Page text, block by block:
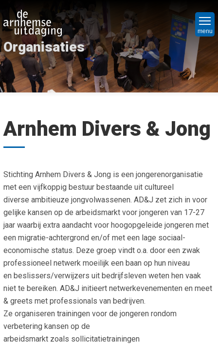
en
naar
de
inhoud
gaan
we
Contact
Aanvraag/aanbod
Aanmelden
menu
Organisaties
Arnhem Divers & Jong
Stichting Arnhem Divers & Jong is een jongerenorganisatie
met een vijfkoppig bestuur bestaande uit cultureel
diverse ambitieuze jongvolwassenen. AD&J zet zich in voor
gelijke kansen op de arbeidsmarkt voor jongeren van 17-27
jaar waarbij extra aandacht voor hoogopgeleide jongeren met
een migratie-achtergrond en/of met een lage sociaal-
economische status. Deze groep vindt o.a. door een zwak
professioneel netwerk moeilijk een baan op hun niveau
en beslissers/verwijzers uit bedrijfsleven weten hen vaak
niet te bereiken. AD&J initieert netwerkevenementen en meet
& greets met professionals van bedrijven.
Ze organiseren trainingen voor de jongeren rondom
verbetering kansen op de
arbeidsmarkt zoals sollicitatietrainingen